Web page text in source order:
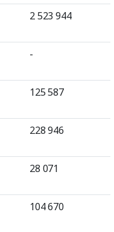
2 523 944
-
125 587
228 946
28 071
104 670